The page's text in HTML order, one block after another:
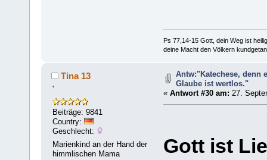
Ps 77,14-15 Gott, dein Weg ist
deine Macht den Völkern
Tina 13
'
Beiträge: 9841
Country:
Geschlecht:
Marienkind an der Hand der
himmlischen Mama
Antw:"Katechese, denn
Glaube ist wertlos."
« Antwort #30 am: 27.
Gott ist